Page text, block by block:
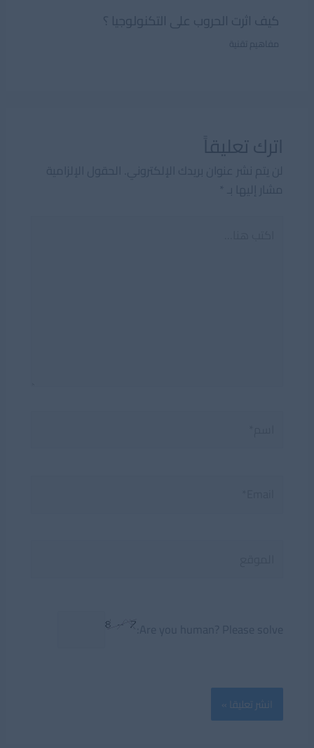
كيف اثرت الحروب على التكنولوجيا ؟
مفاهيم تقنية
اترك تعليقاً